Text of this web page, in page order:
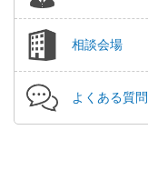
相談会場
よくある質問